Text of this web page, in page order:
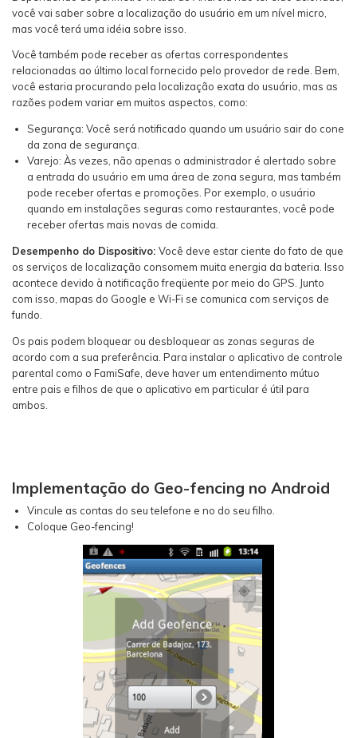
você vai saber sobre a localização do usuário em um nível micro,
mas você terá uma idéia sobre isso.
Você também pode receber as ofertas correspondentes
relacionadas ao último local fornecido pelo provedor de rede. Bem,
você estaria procurando pela localização exata do usuário, mas as
razões podem variar em muitos aspectos, como:
Segurança: Você será notificado quando um usuário sair do cone
da zona de segurança.
Varejo: Às vezes, não apenas o administrador é alertado sobre
a entrada do usuário em uma área de zona segura, mas também
pode receber ofertas e promoções. Por exemplo, o usuário
quando em instalações seguras como restaurantes, você pode
receber ofertas mais novas de comida.
Desempenho do Dispositivo: Você deve estar ciente do fato de que
os serviços de localização consomem muita energia da bateria. Isso
acontece devido à notificação freqüente por meio do GPS. Junto
com isso, mapas do Google e Wi-Fi se comunica com serviços de
fundo.
Os pais podem bloquear ou desbloquear as zonas seguras de
acordo com a sua preferência. Para instalar o aplicativo de controle
parental como o FamiSafe, deve haver um entendimento mútuo
entre pais e filhos de que o aplicativo em particular é útil para
ambos.
Implementação do Geo-fencing no Android
Vincule as contas do seu telefone e no do seu filho.
Coloque Geo-fencing!